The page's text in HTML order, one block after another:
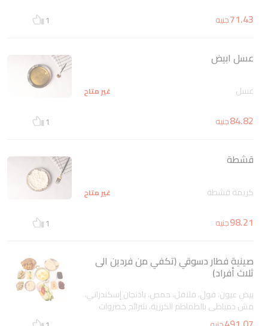
71.43جنيه 1
عسل ابيض
عسل غير متاح
84.82جنيه 1
قشطة
كريمة قشطة غير متاح
98.21جنيه 1
صينية فطار دسوقي (تكفي من فردين الى
ثلاث أفراد)
بيض عيون، فول، فلافل، حمص، باذنجان إسكندراني،
مش دمياطي بالطماطم الكرزية، شرائح خضروات
طازجة، عسل أسود، مربى فراولة، قشطة، يقدم مع